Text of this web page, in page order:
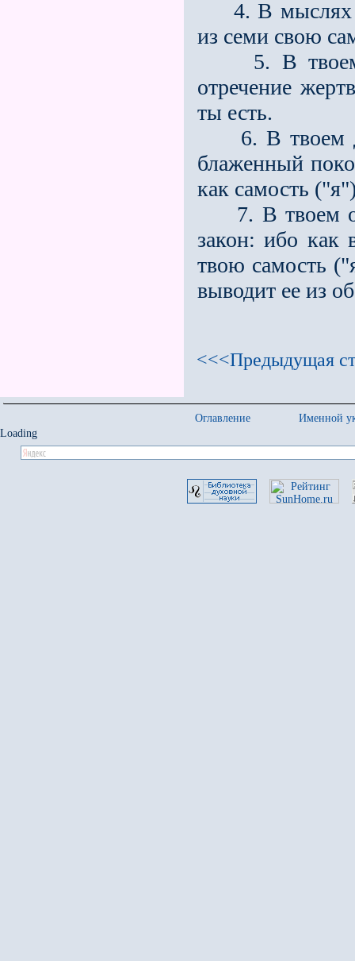
4. В мыслях
из семи свою
5. В твоем
отречение
ты есть.
6. В твоем
блаженный
как самость
7. В твоем
закон: ибо как
твою самость
выводит ее из
<<<Предыдущая
Оглавление
Именной
Loading